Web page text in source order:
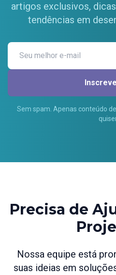
artigos exclusivos,
tendências em
Sem spam. Apenas conteúdo
Precisa de
Nossa equipe está
suas ideias em